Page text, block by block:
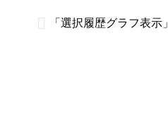
「選択履歴グラフ表示